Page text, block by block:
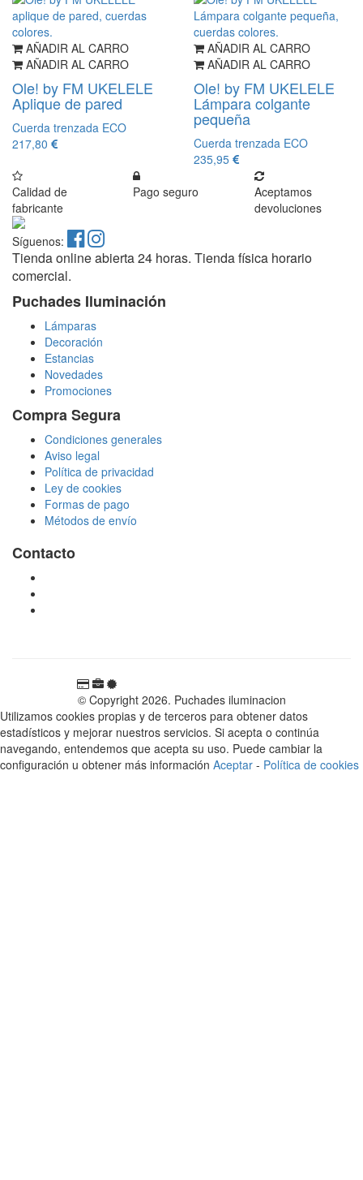
AÑADIR AL CARRO
AÑADIR AL CARRO
Ole! by FM UKELELE
Aplique de pared
Cuerda trenzada ECO
217,80
AÑADIR AL CARRO
AÑADIR AL CARRO
Ole! by FM UKELELE
Lámpara colgante
pequeña
Cuerda trenzada ECO
235,95
Calidad de
fabricante
Pago seguro
Aceptamos
devoluciones
Síguenos:
Tienda online abierta 24 horas. Tienda física horario
comercial.
Puchades Iluminación
Lámparas
Decoración
Estancias
Novedades
Promociones
Compra Segura
Condiciones generales
Aviso legal
Política de privacidad
Ley de cookies
Formas de pago
Métodos de envío
Contacto
© Copyright 2026. Puchades iluminacion
Utilizamos cookies propias y de terceros para obtener datos
estadísticos y mejorar nuestros servicios. Si acepta o continúa
navegando, entendemos que acepta su uso. Puede cambiar la
configuración u obtener más información Aceptar - Política de cookies